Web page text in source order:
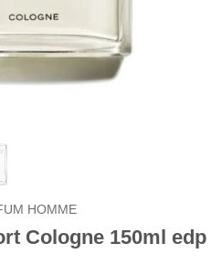
HOMME
Cologne 150ml edp